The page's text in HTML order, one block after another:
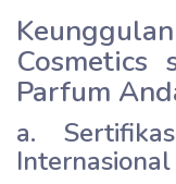
Cosmetics
Parfum
a.
Internasional